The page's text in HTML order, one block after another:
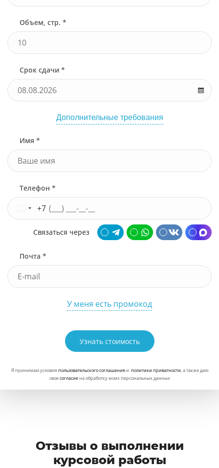
Объем, стр. *
Срок сдачи *
Дополнительные требования
Имя *
Телефон *
+7
Связаться через
Почта *
У меня есть промокод
Узнать стоимость
Я принимаю условияпользовательского соглашенияи политики приватности, а также даю
своесогласиена обработку моих персональных данных
Отзывы о выполнении
курсовой работы